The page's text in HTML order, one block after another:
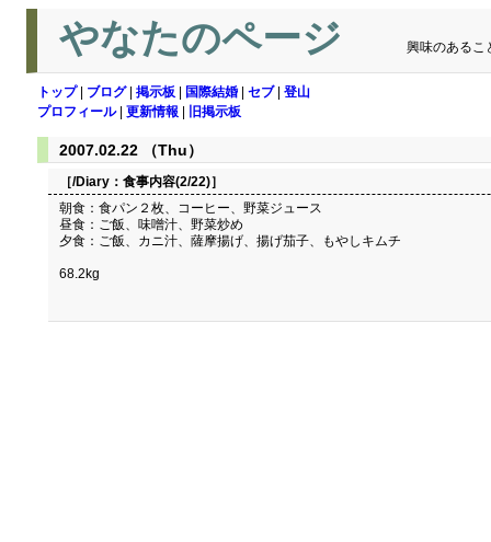
やなたのページ 興味のあるこ
トップ| ブログ| 掲示板 国際結婚 セブ| 登山
プロフィール| 更新情報 旧掲示板
2007.02.22 （Thu）
［/Diary： 食事内容(2/22)］
朝食：食パン２枚、コーヒー、野菜ジュース
昼食：ご飯、味噌汁、野菜炒め
夕食：ご飯、カニ汁、薩摩揚げ、揚げ茄子、もやしキムチ
68.2kg